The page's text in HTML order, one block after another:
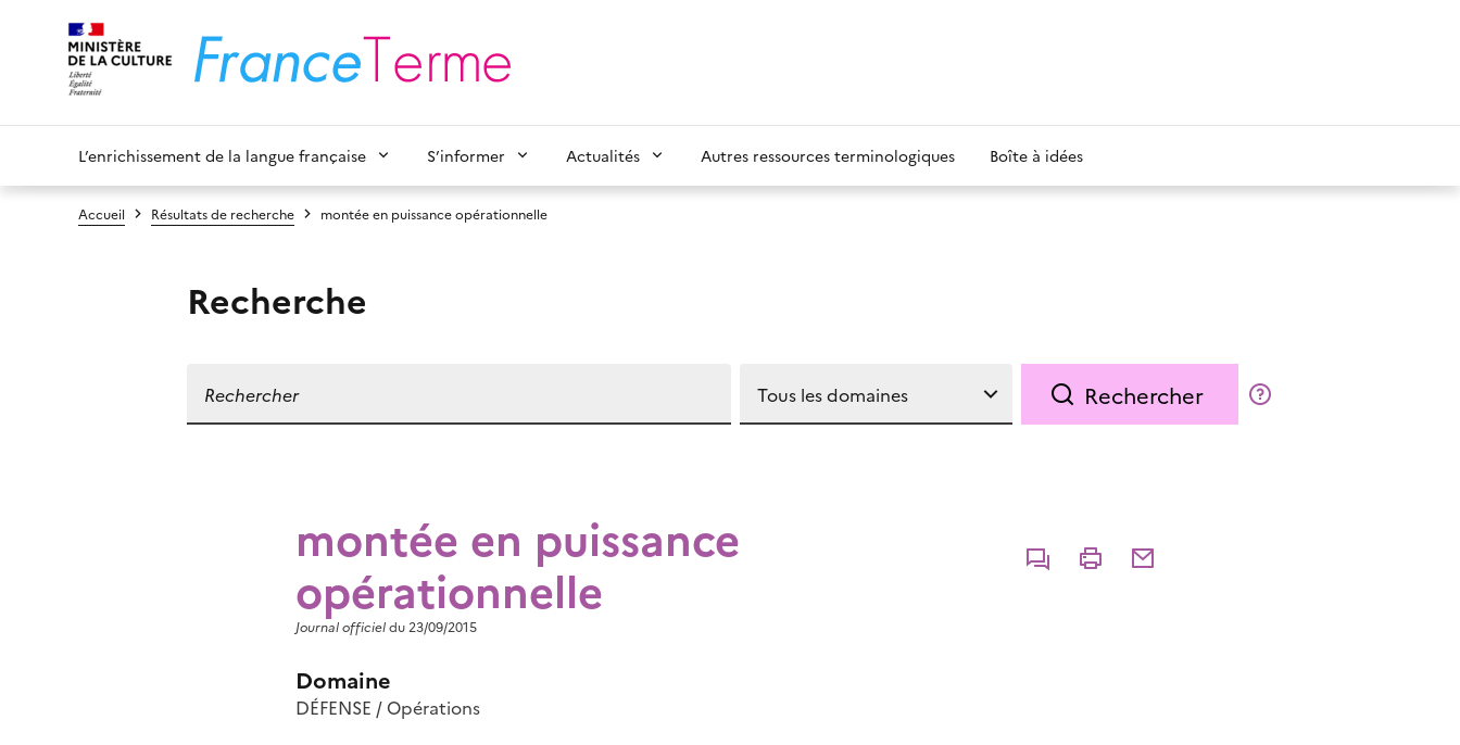
L’enrichissement de la langue française S’informer Actualités Autres ressources terminologiques Boîte à idées
Accueil Résultats de recherche montée en puissance opérationnelle
Recherche
Rechercher
montée en puissance
opérationnelle
CommenterImprimerPartager par courriel
Journal officieldu 23/09/2015
Domaine
DÉFENSE / Opérations